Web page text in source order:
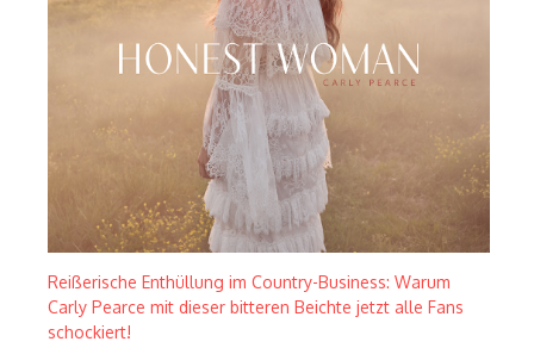
Reißerische Enthüllung im Country-Business: Warum
Carly Pearce mit dieser bitteren Beichte jetzt alle Fans
schockiert!